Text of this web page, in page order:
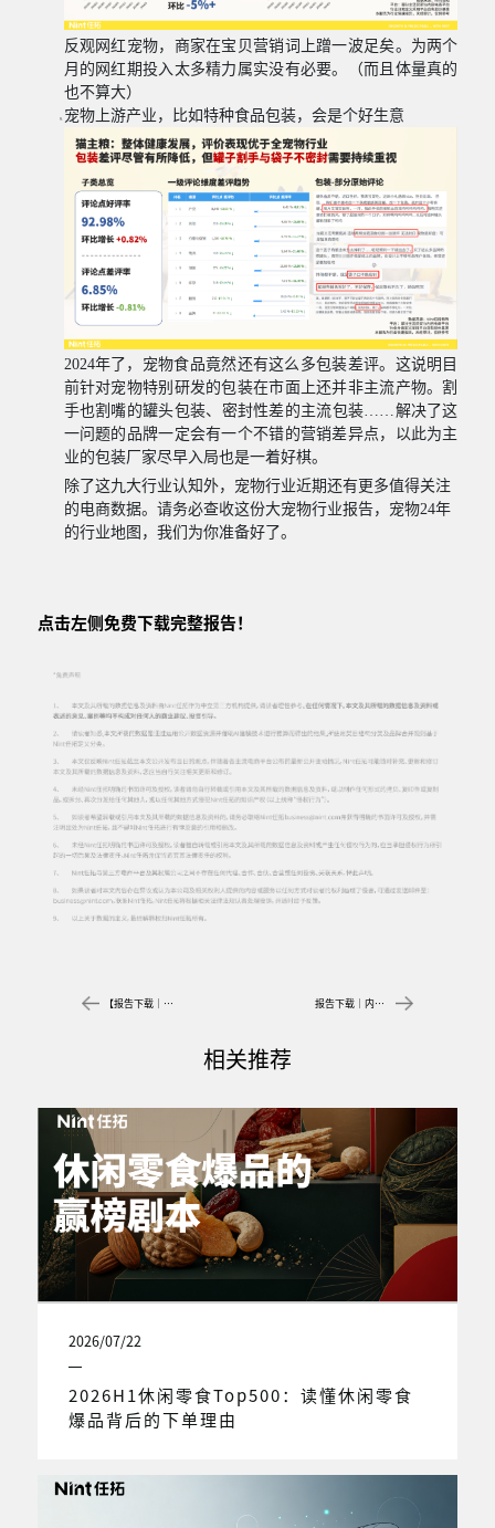
反观网红宠物，商家在宝贝营销词上蹭一波足矣。为两个
月的网红期投入太多精力属实没有必要。（而且体量真的
也不算大）
宠物上游产业，比如特种食品包装，会是个好生意
2024年了，宠物食品竟然还有这么多包装差评。这说明目
前针对宠物特别研发的包装在市面上还并非主流产物。割
手也割嘴的罐头包装、密封性差的主流包装……解决了这
一问题的品牌一定会有一个不错的营销差异点，以此为主
业的包装厂家尽早入局也是一着好棋。
除了这九大行业认知外，宠物行业近期还有更多值得关注
的电商数据。请务必查收这份大宠物行业报告，宠物24年
的行业地图，我们为你准备好了。
点击左侧免费下载完整报告！
【报告下载｜美妆护肤】2024，护肤品还能怎么圈钱？ 报告下载｜内容电商暴增下，新品场景用科学标签矩阵取胜
相关推荐
2026/07/22
2026H1休闲零食Top500：读懂休闲零食
爆品背后的下单理由